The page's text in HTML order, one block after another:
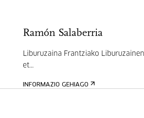
Ramón Salaberria
Liburuzaina Frantziako
et...
INFORMAZIO GEHIAGO